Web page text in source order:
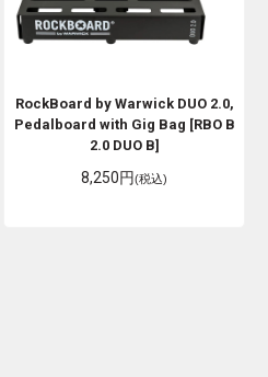
RockBoard by Warwick DUO 2.0,
Pedalboard with Gig Bag [RBO B
2.0 DUO B]
8,250円(税込)